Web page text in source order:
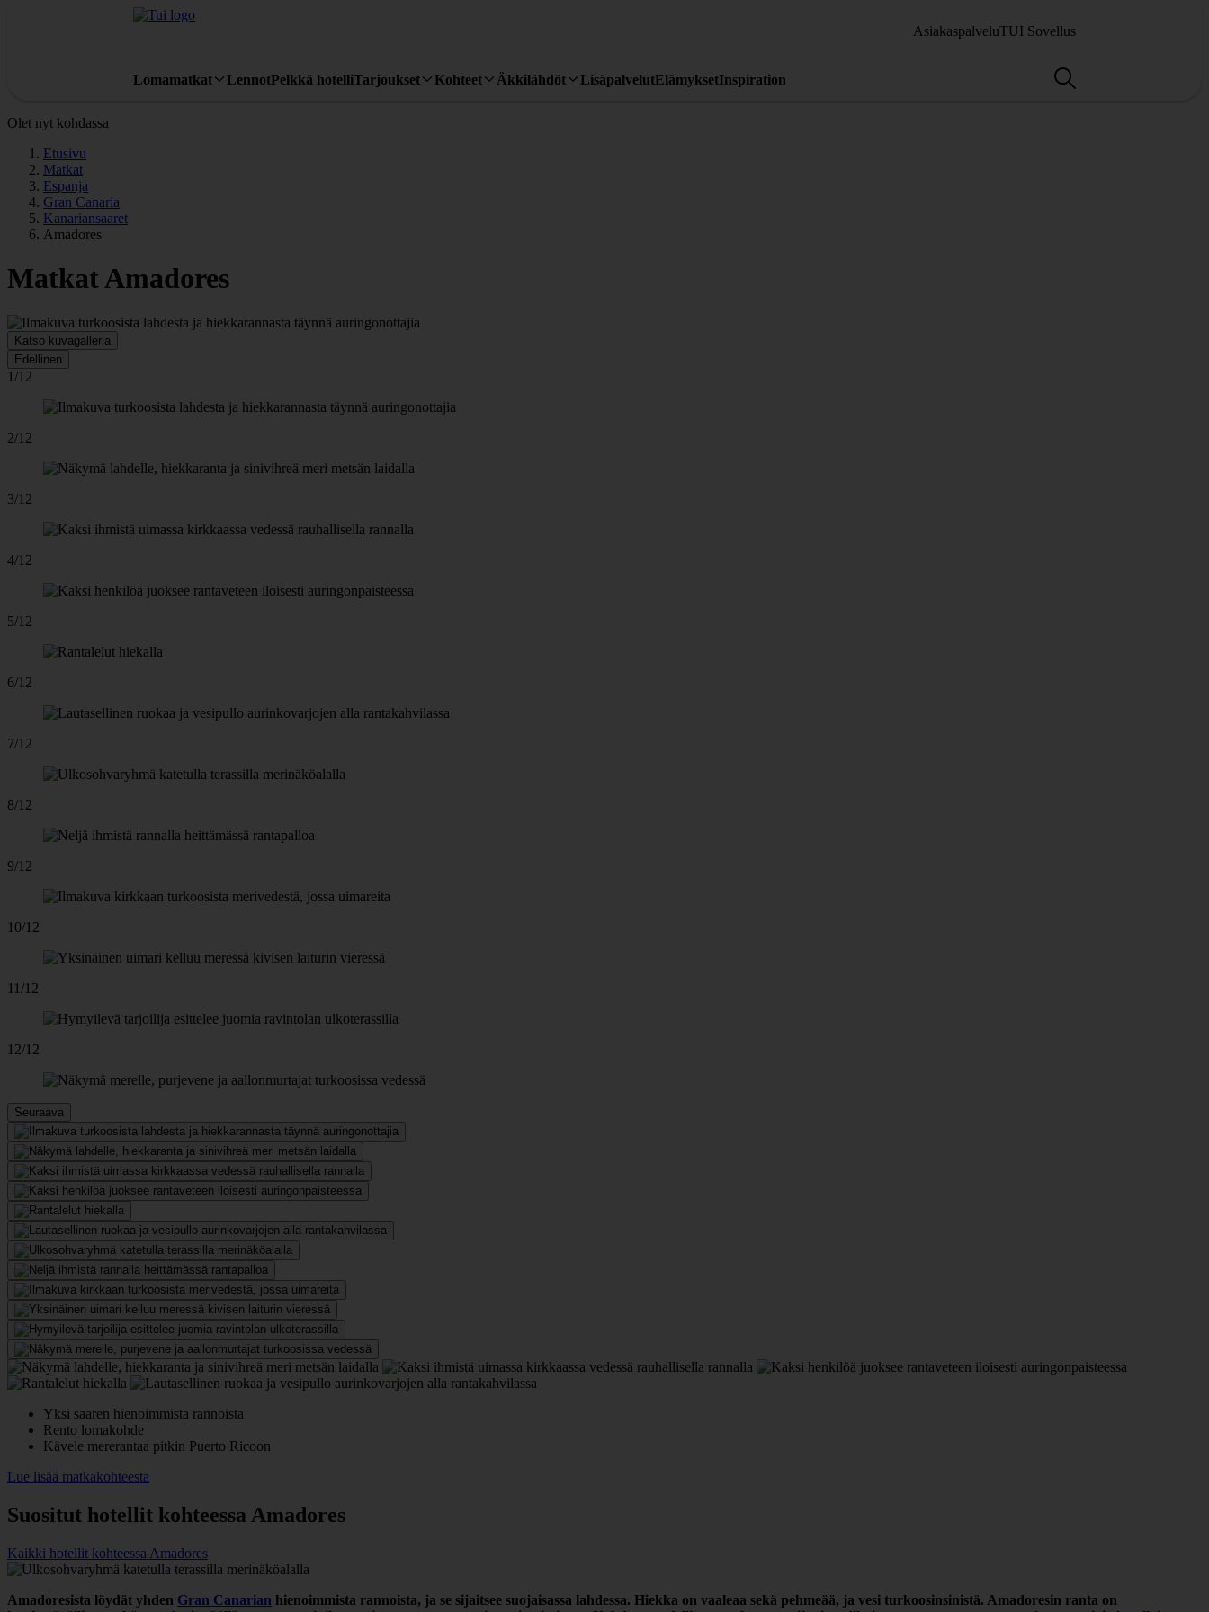
AsiakaspalveluTUI Sovellus
Lomamatkat LennotPelkkä hotelliTarjoukset Kohteet Äkkilähdöt LisäpalvelutElämyksetInspiration
Olet nyt kohdassa
Etusivu
Matkat
Espanja
Gran Canaria
Kanariansaaret
Amadores
Matkat Amadores
Katso kuvagalleria
Edellinen
1/12
2/12
3/12
4/12
5/12
6/12
7/12
8/12
9/12
10/12
11/12
12/12
Seuraava
Yksi saaren hienoimmista rannoista
Rento lomakohde
Kävele mererantaa pitkin Puerto Ricoon
Lue lisää matkakohteesta
Suositut hotellit kohteessa Amadores
Kaikki hotellit kohteessa Amadores
Amadoresista löydät yhden Gran Canarian hienoimmista rannoista, ja se sijaitsee suojaisassa lahdessa. Hiekka on vaaleaa sekä pehmeää, ja vesi turkoosinsinistä. Amadoresin ranta on